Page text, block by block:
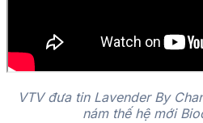
VTV đưa tin Lavender By
nám thế hệ mới